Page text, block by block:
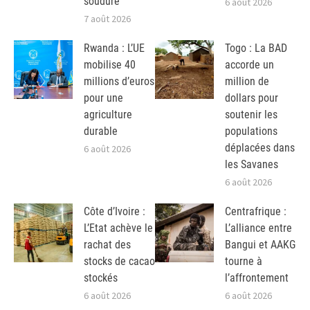
7 août 2026
Rwanda : L’UE
mobilise 40
millions d’euros
pour une
agriculture
durable
6 août 2026
Togo : La BAD
accorde un
million de
dollars pour
soutenir les
populations
déplacées dans
les Savanes
6 août 2026
Côte d’Ivoire :
L’Etat achève le
rachat des
stocks de cacao
stockés
6 août 2026
Centrafrique :
L’alliance entre
Bangui et AAKG
tourne à
l’affrontement
6 août 2026